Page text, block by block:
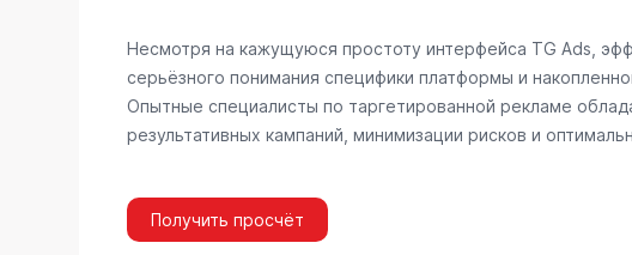
Несмотря на кажущуюся простоту интерфейса TG Ads,
серьёзного понимания специфики платформы и
Опытные специалисты по таргетированной рекламе
результативных кампаний, минимизации рисков и
Получить просчёт